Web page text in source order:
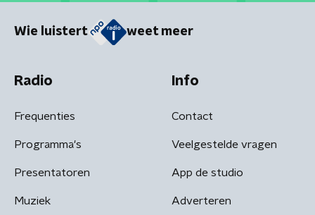
Wie luistert weet meer
Radio
Frequenties
Programma's
Presentatoren
Muziek
Info
Contact
Veelgestelde vragen
App de studio
Adverteren